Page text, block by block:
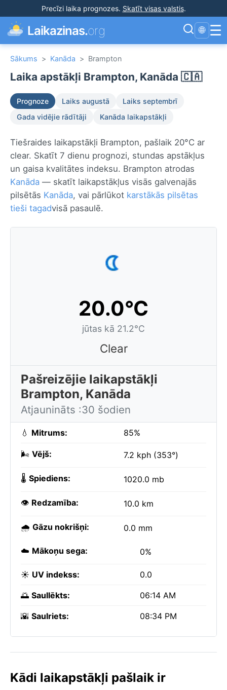
Precīzi laika prognozes. Skatīt visas valstis.
Laikazinas.org 🌐 ☰
Sākums > Kanāda > Brampton
Laika apstākļi Brampton, Kanāda 🇨🇦
Prognoze Laiks augustā
Laiks septembrī
Gada vidējie rādītāji
Kanāda laikapstākļi
Tiešraides laikapstākļi Brampton, pašlaik 20°C ar
clear. Skatīt 7 dienu prognozi, stundas apstākļus
un gaisa kvalitātes indeksu. Brampton atrodas
Kanāda — skatīt laikapstākļus visās galvenajās
pilsētās Kanāda, vai pārlūkot karstākās pilsētas
tieši tagadvisā pasaulē.
20.0°C
jūtas kā 21.2°C
Clear
Pašreizējie laikapstākļi
Brampton, Kanāda
Atjaunināts :30 šodien
💧 Mitrums: 85%
🌬️ Vējš: 7.2 kph (353°)
🌡️ Spiediens: 1020.0 mb
👁️ Redzamība: 10.0 km
🌧️ Gāzu nokrišņi: 0.0 mm
☁️ Mākoņu sega: 0%
☀️ UV indekss: 0.0
🌅 Saullēkts: 06:14 AM
🌇 Saulriets: 08:34 PM
Kādi laikapstākļi pašlaik ir